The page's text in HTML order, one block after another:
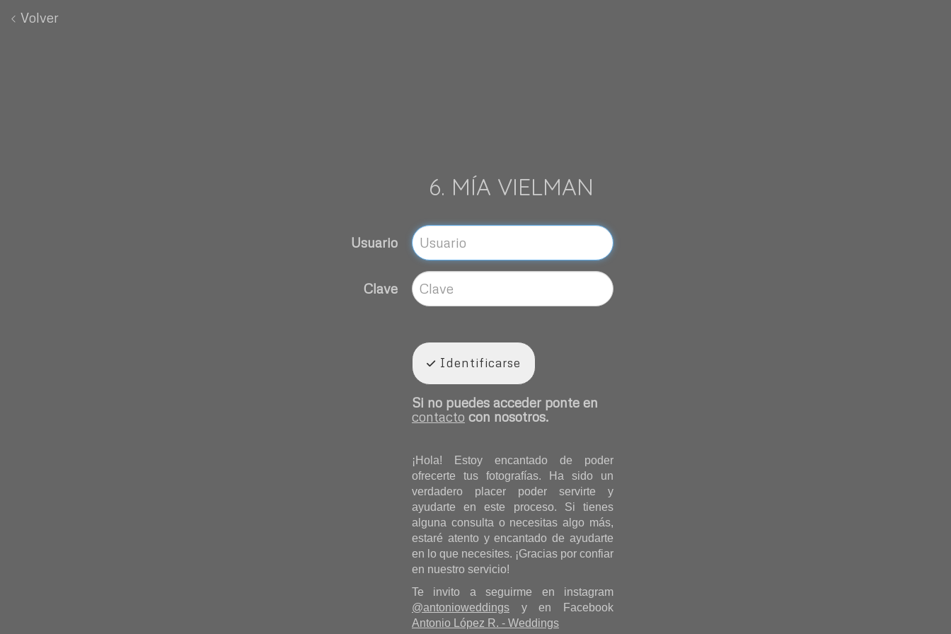
Volver
6. MÍA VIELMAN
Usuario
Clave
Identificarse
Si no puedes acceder ponte en
contacto con nosotros.
¡Hola! Estoy encantado de poder
ofrecerte tus fotografías. Ha sido un
verdadero placer poder servirte y
ayudarte en este proceso. Si tienes
alguna consulta o necesitas algo más,
estaré atento y encantado de ayudarte
en lo que necesites. ¡Gracias por confiar
en nuestro servicio!
Te invito a seguirme en instagram
@antonioweddings y en Facebook
Antonio López R. - Weddings